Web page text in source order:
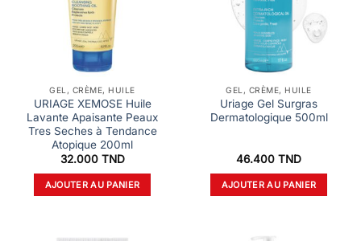
GEL, CRÈME, HUILE
URIAGE XEMOSE Huile
Lavante Apaisante Peaux
Tres Seches à Tendance
Atopique 200ml
32.000 TND
AJOUTER AU PANIER
GEL, CRÈME, HUILE
Uriage Gel Surgras
Dermatologique 500ml
46.400 TND
AJOUTER AU PANIER